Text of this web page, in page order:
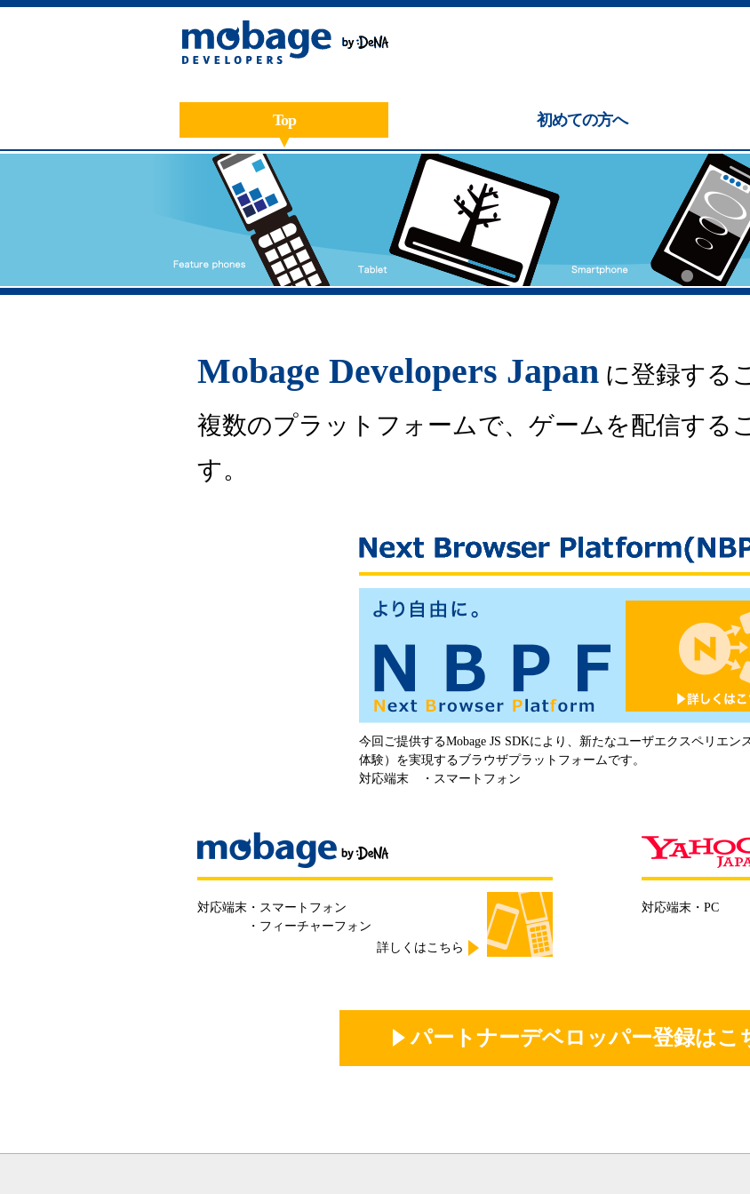
Top 初めての方へ
Mobage Developers Japan に登録する
複数のプラットフォームで、ゲームを配信する
す。
今回ご提供するMobage JS SDKにより、新たなユーザエクスペリエン
体験）を実現するブラウザプラットフォームです。
対応端末 ・スマートフォン
mobage by DeNA
対応端末 ・スマートフォン
・フィーチャーフォン
詳しくはこちら
対応端末 ・PC
パートナーデベロッパー登録はこ